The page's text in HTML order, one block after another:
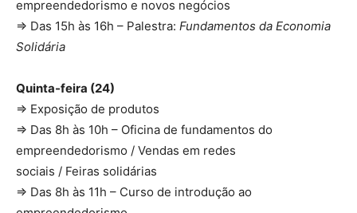
empreendedorismo e novos negócios
⇒ Das 15h às 16h – Palestra: Fundamentos da Economia
Solidária
Quinta-feira (24)
⇒ Exposição de produtos
⇒ Das 8h às 10h – Oficina de fundamentos do
empreendedorismo / Vendas em redes
sociais / Feiras solidárias
⇒ Das 8h às 11h – Curso de introdução ao